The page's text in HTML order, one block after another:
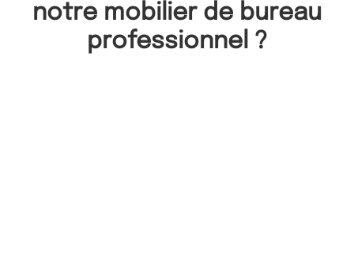
notre mobilier de bureau
professionnel ?